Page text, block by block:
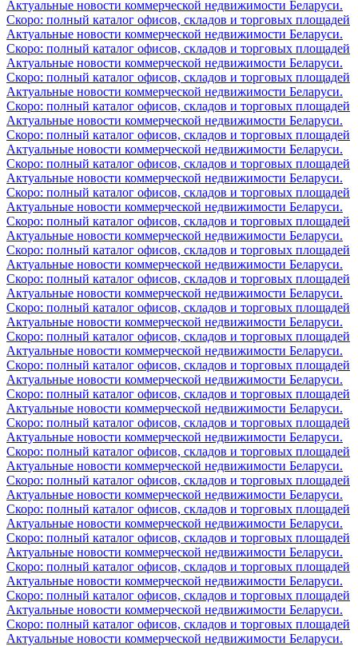
Актуальные новости коммерческой недвижимости Беларуси.
Скоро: полный каталог офисов, складов и торговых площадей
Актуальные новости коммерческой недвижимости Беларуси.
Скоро: полный каталог офисов, складов и торговых площадей
Актуальные новости коммерческой недвижимости Беларуси.
Скоро: полный каталог офисов, складов и торговых площадей
Актуальные новости коммерческой недвижимости Беларуси.
Скоро: полный каталог офисов, складов и торговых площадей
Актуальные новости коммерческой недвижимости Беларуси.
Скоро: полный каталог офисов, складов и торговых площадей
Актуальные новости коммерческой недвижимости Беларуси.
Скоро: полный каталог офисов, складов и торговых площадей
Актуальные новости коммерческой недвижимости Беларуси.
Скоро: полный каталог офисов, складов и торговых площадей
Актуальные новости коммерческой недвижимости Беларуси.
Скоро: полный каталог офисов, складов и торговых площадей
Актуальные новости коммерческой недвижимости Беларуси.
Скоро: полный каталог офисов, складов и торговых площадей
Актуальные новости коммерческой недвижимости Беларуси.
Скоро: полный каталог офисов, складов и торговых площадей
Актуальные новости коммерческой недвижимости Беларуси.
Скоро: полный каталог офисов, складов и торговых площадей
Актуальные новости коммерческой недвижимости Беларуси.
Скоро: полный каталог офисов, складов и торговых площадей
Актуальные новости коммерческой недвижимости Беларуси.
Скоро: полный каталог офисов, складов и торговых площадей
Актуальные новости коммерческой недвижимости Беларуси.
Скоро: полный каталог офисов, складов и торговых площадей
Актуальные новости коммерческой недвижимости Беларуси.
Скоро: полный каталог офисов, складов и торговых площадей
Актуальные новости коммерческой недвижимости Беларуси.
Скоро: полный каталог офисов, складов и торговых площадей
Актуальные новости коммерческой недвижимости Беларуси.
Скоро: полный каталог офисов, складов и торговых площадей
Актуальные новости коммерческой недвижимости Беларуси.
Скоро: полный каталог офисов, складов и торговых площадей
Актуальные новости коммерческой недвижимости Беларуси.
Скоро: полный каталог офисов, складов и торговых площадей
Актуальные новости коммерческой недвижимости Беларуси.
Скоро: полный каталог офисов, складов и торговых площадей
Актуальные новости коммерческой недвижимости Беларуси.
Скоро: полный каталог офисов, складов и торговых площадей
Актуальные новости коммерческой недвижимости Беларуси.
Скоро: полный каталог офисов, складов и торговых площадей
Актуальные новости коммерческой недвижимости Беларуси.